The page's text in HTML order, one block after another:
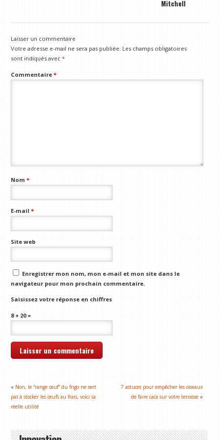
Mitchell
Laisser un commentaire
Votre adresse e-mail ne sera pas publiée. Les champs obligatoires
sont indiqués avec*
Commentaire*
Nom*
E-mail*
Site web
Enregistrer mon nom, mon e-mail et mon site dans le
navigateur pour mon prochain commentaire.
Saisissez votre réponse en chiffres
8 + 20 =
« Non, le “range œuf” du frigo ne sert
pas à stocker les œufs au frais, voici sa
réelle utilité
7 astuces pour empêcher les oiseaux
de faire caca sur votre terrasse »